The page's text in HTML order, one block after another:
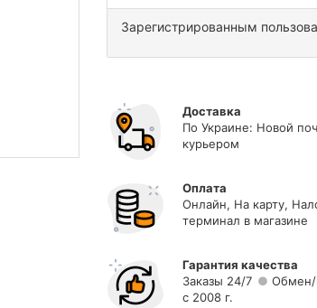
Зарегистрированным
Доставка
По Украине: Новой
курьером
Оплата
Онлайн, На карту,
терминал в магазине
Гарантия качества
Заказы 24/7
Обмен/
с 2008 г.